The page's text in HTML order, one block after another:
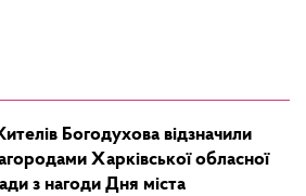
Богодухова відзначили
Харківської обласної
з нагоди Дня міста